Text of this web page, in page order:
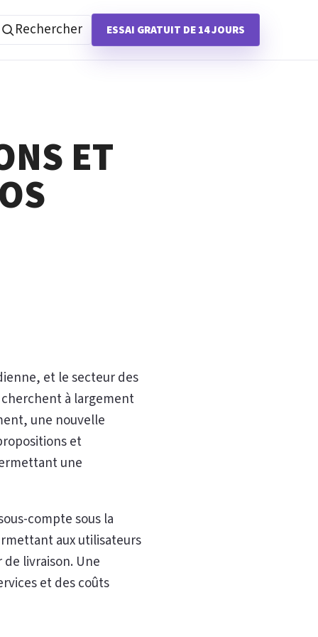
Rechercher ESSAI GRATUIT DE 14 JOURS
ET
et le secteur des
à largement
une nouvelle
et
une
compte sous la
aux utilisateurs
livraison. Une
et des coûts